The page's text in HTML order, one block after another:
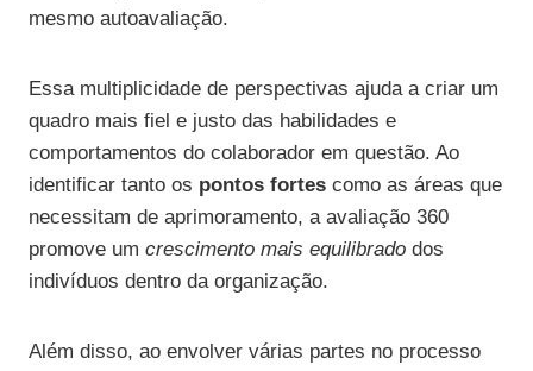
mesmo autoavaliação.
Essa multiplicidade de perspectivas ajuda a criar um
quadro mais fiel e justo das habilidades e
comportamentos do colaborador em questão. Ao
identificar tanto os pontos fortes como as áreas que
necessitam de aprimoramento, a avaliação 360
promove um crescimento mais equilibrado dos
indivíduos dentro da organização.
Além disso, ao envolver várias partes no processo